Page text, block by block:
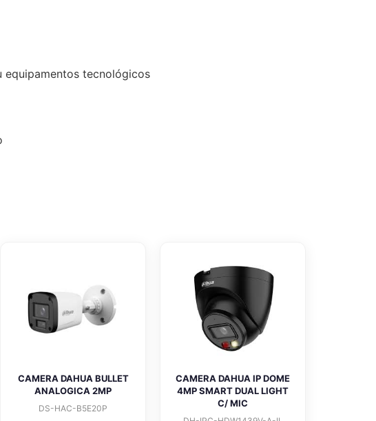
equipamentos tecnológicos
CAMERA DAHUA BULLET
ANALOGICA 2MP
DS-HAC-B5E20P
CAMERA DAHUA IP DOME
4MP SMART DUAL LIGHT
C/ MIC